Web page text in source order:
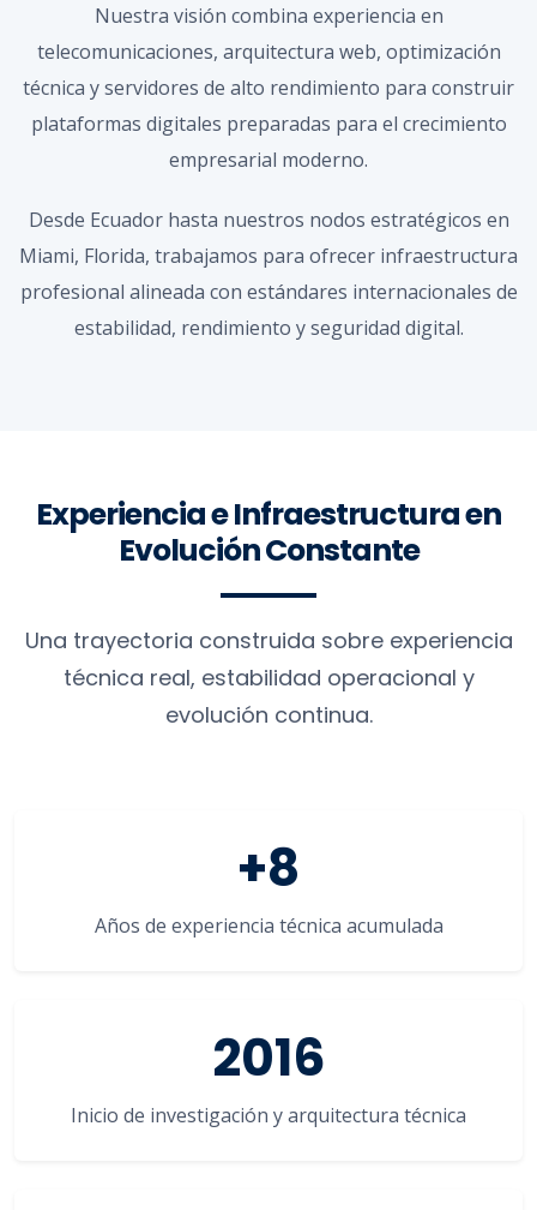
Nuestra visión combina experiencia en
telecomunicaciones, arquitectura web, optimización
técnica y servidores de alto rendimiento para construir
plataformas digitales preparadas para el crecimiento
empresarial moderno.
Desde Ecuador hasta nuestros nodos estratégicos en
Miami, Florida, trabajamos para ofrecer infraestructura
profesional alineada con estándares internacionales de
estabilidad, rendimiento y seguridad digital.
Experiencia e Infraestructura en
Evolución Constante
Una trayectoria construida sobre experiencia
técnica real, estabilidad operacional y
evolución continua.
+8
Años de experiencia técnica acumulada
2016
Inicio de investigación y arquitectura técnica